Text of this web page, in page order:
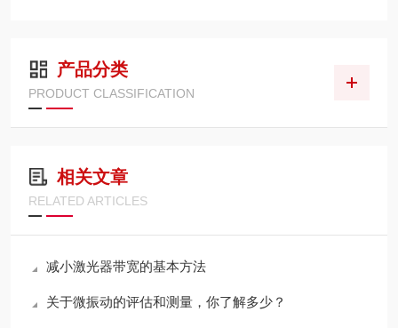
产品分类
PRODUCT CLASSIFICATION
相关文章
RELATED ARTICLES
减小激光器带宽的基本方法
关于微振动的评估和测量，你了解多少？